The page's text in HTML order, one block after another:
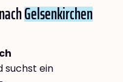
Gelsenkirchen
suchst ein